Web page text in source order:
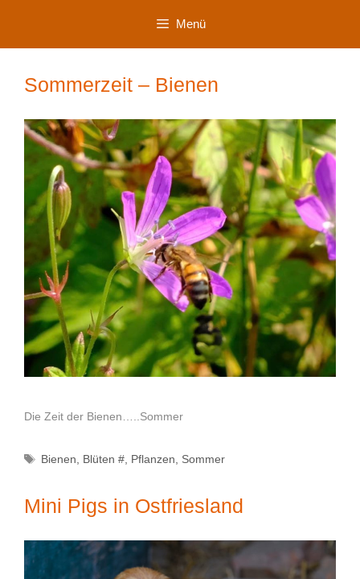
springen
Menü
Sommerzeit – Bienen
Die Zeit der Bienen…..Sommer
Schlagwörter
Bienen, Blüten #, Pflanzen, Sommer
Mini Pigs in Ostfriesland